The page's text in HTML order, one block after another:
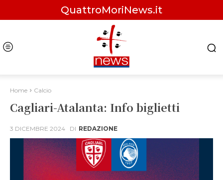
QuattroMoriNews.it
Home Calcio
Cagliari-Atalanta: Info biglietti
3 DICEMBRE 2024 DI REDAZIONE